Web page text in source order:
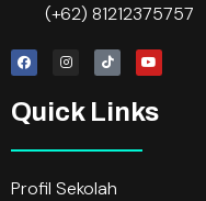
(+62) 81212375757
Quick Links
Profil Sekolah